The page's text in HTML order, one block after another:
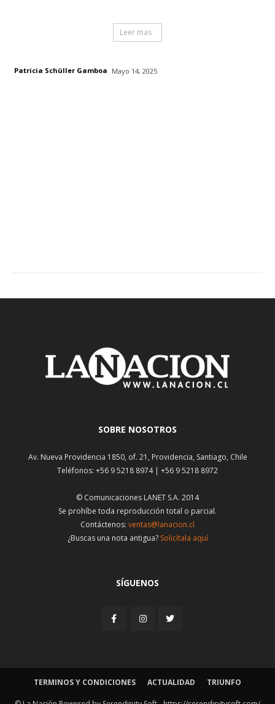
Leer mas
Patricia Schüller Gamboa Mayo 14, 2025
SOBRE NOSOTROS
Av. Nueva Providencia 1850, of. 21, Providencia, Santiago, Chile
Teléfonos: +56 9 5218 8974 | +56 9 5218 8972
© Comunicaciones LANET S.A. 2014
Se prohíbe toda reproducción total o parcial.
Contáctenos: ventas@lanacion.cl
¿Buscas una nota antigua? Solicítala aquí
SÍGUENOS
TERMINOS Y CONDICIONES ACTUALIDAD TRIUNFO